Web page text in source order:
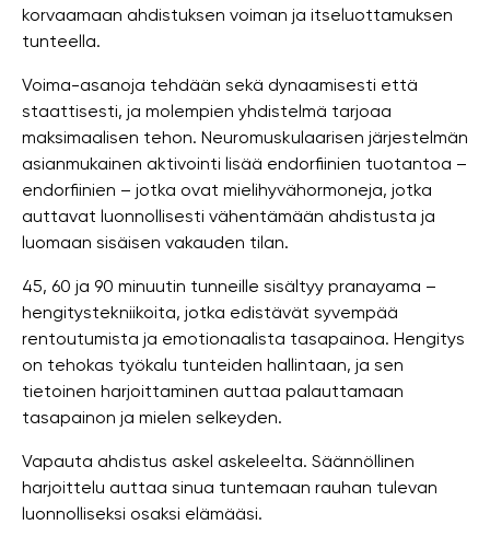
korvaamaan ahdistuksen voiman ja itseluottamuksen
tunteella.
Voima-asanoja tehdään sekä dynaamisesti että
staattisesti, ja molempien yhdistelmä tarjoaa
maksimaalisen tehon. Neuromuskulaarisen järjestelmän
asianmukainen aktivointi lisää endorfiinien tuotantoa –
endorfiinien – jotka ovat mielihyvähormoneja, jotka
auttavat luonnollisesti vähentämään ahdistusta ja
luomaan sisäisen vakauden tilan.
45, 60 ja 90 minuutin tunneille sisältyy pranayama –
hengitystekniikoita, jotka edistävät syvempää
rentoutumista ja emotionaalista tasapainoa. Hengitys
on tehokas työkalu tunteiden hallintaan, ja sen
tietoinen harjoittaminen auttaa palauttamaan
tasapainon ja mielen selkeyden.
Vapauta ahdistus askel askeleelta. Säännöllinen
harjoittelu auttaa sinua tuntemaan rauhan tulevan
luonnolliseksi osaksi elämääsi.